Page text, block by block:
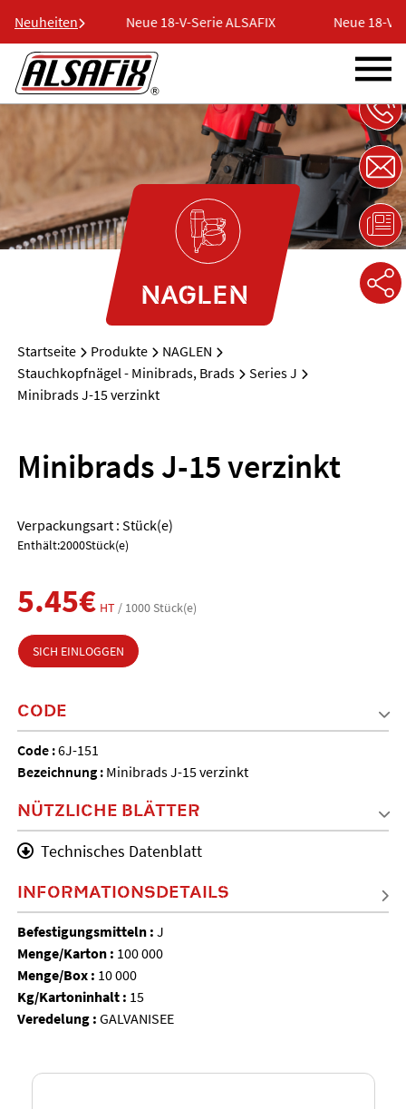
Neuheiten
ALSAFIX Neue 18-V-Serie ALSAFIX Neue 18-V-
NAGLEN
Startseite Produkte
NAGLEN
Stauchkopfnägel - Minibrads, Brads
Series J
Minibrads J-15 verzinkt
Minibrads J-15 verzinkt
Verpackungsart : Stück(e)
Enthält:2000Stück(e)
5.45€ HT / 1000 Stück(e)
SICH EINLOGGEN
CODE
Code :6J-151
Bezeichnung : Minibrads J-15 verzinkt
NÜTZLICHE BLÄTTER
Technisches Datenblatt
INFORMATIONSDETAILS
Befestigungsmitteln : J
Menge/Karton : 100 000
Menge/Box : 10 000
Kg/Kartoninhalt : 15
Veredelung : GALVANISEE